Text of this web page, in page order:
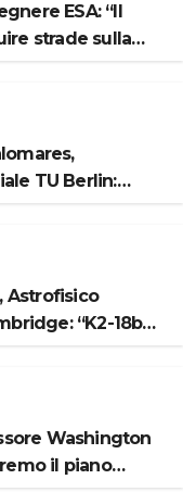
ESA: “Il
strade sulla
TU Berlin:
Astrofisico
“K2-18b
Washington
il piano